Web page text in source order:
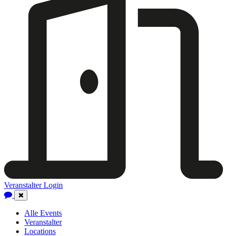
Veranstalter Login
Close
Navigation
Alle Events
Veranstalter
Locations